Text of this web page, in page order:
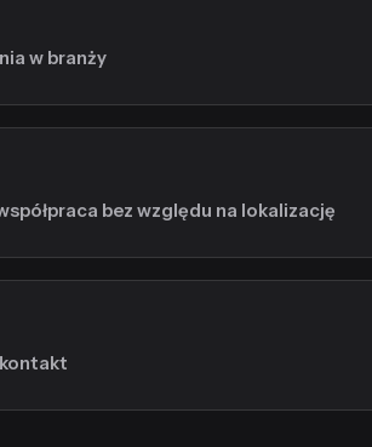
w branży
bez względu na lokalizację
kontakt